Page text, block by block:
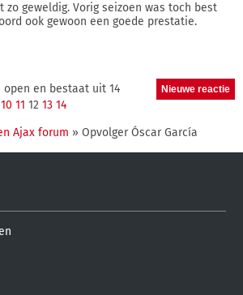
zo geweldig. Vorig seizoen was toch best
ook gewoon een goede prestatie.
en bestaat uit 14
10 11 12 13 14
Ajax forum » Opvolger Óscar García